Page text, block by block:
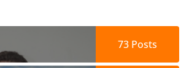
73 Posts